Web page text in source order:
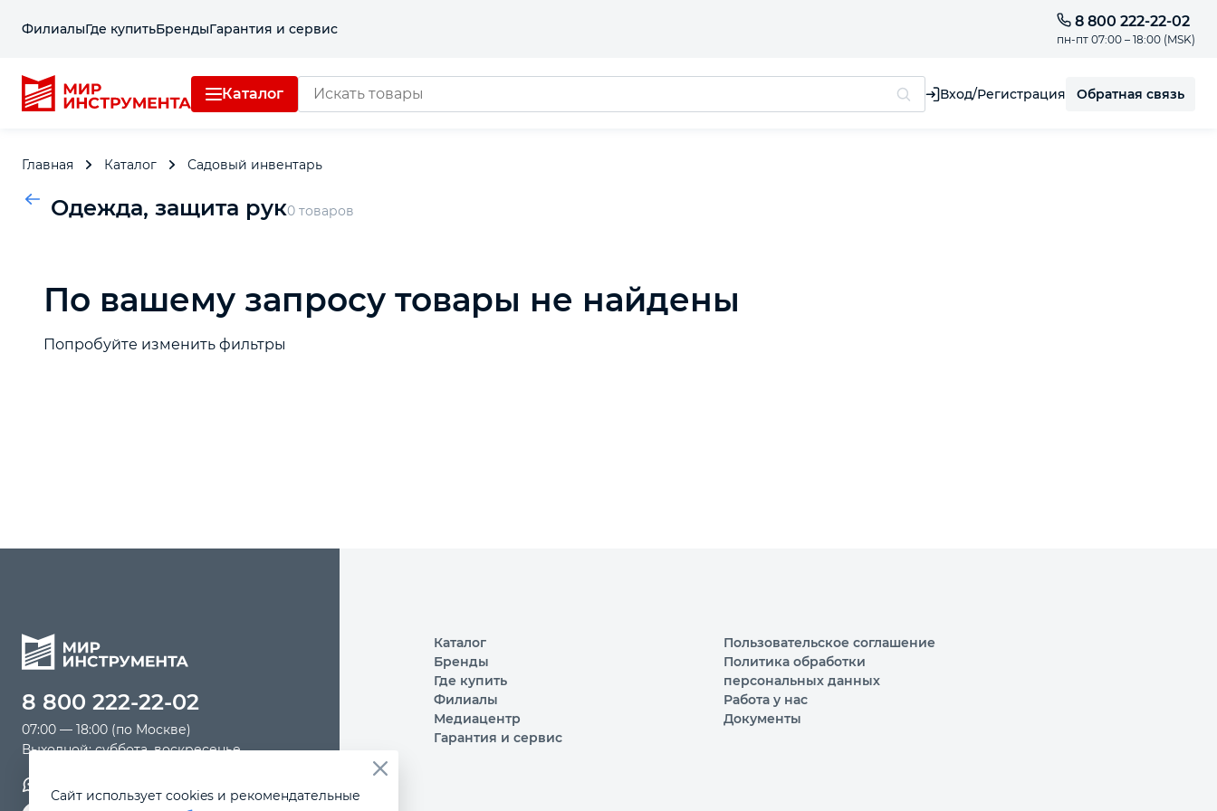
ФилиалыГде купитьБрендыГарантия и сервис 8 800 222-22-02
пн-пт 07:00 – 18:00 (MSK)
Каталог Вход/Регистрация Обратная связь
Садовый инвентарь
Измерительный инструмент
Главная Каталог Садовый инвентарь
Одежда, защита рук0 товаров
Рукавицы
Перчатки хозяйственные
Шапки
По вашему запросу товары не найдены
Попробуйте изменить фильтры
8 800 222-22-02
07:00 — 18:00 (по Москве)
Выходной: суббота, воскресенье
Каталог
Бренды
Где купить
Филиалы
Медиацентр
Гарантия и сервис
Пользовательское соглашение
Политика обработки
персональных данных
Работа у нас
Документы
Сайт использует cookies и рекомендательные